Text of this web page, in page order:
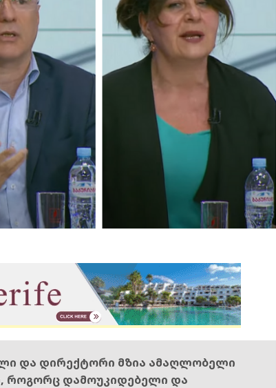
და დირექტორი მზია ამაღლობელი
როგორც დამოუკიდებელი და